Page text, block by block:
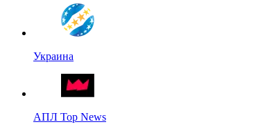
Украина
АПЛ Top News